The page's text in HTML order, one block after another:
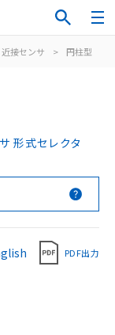
近接センサ > 円柱型
形式セレクタ
PDF出力